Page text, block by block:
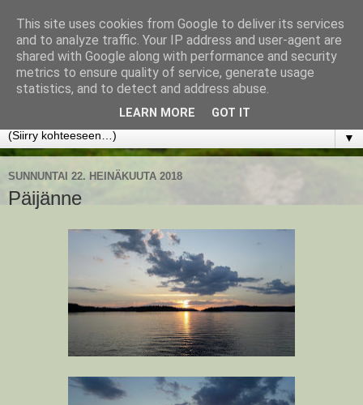
www.jyrkikokko.fi
Uusi Suunta - Jokainen hetki tarjoaa tilaisuuden muuttaa
▼
SUNNUNTAI 22. HEINÄKUUTA 2018
Päijänne
This site uses cookies from Google to deliver its services
and to analyze traffic. Your IP address and user-agent are
shared with Google along with performance and security
metrics to ensure quality of service, generate usage
statistics, and to detect and address abuse.
LEARN MORE GOT IT